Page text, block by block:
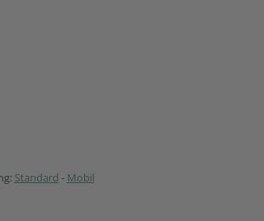
Standard - Mobil